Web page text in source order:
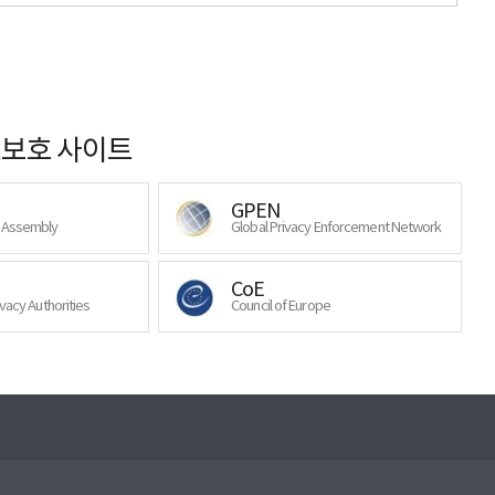
호 사이트
GPEN
Global Privacy Enforcement Network
Authorities
CoE
Council of Europe